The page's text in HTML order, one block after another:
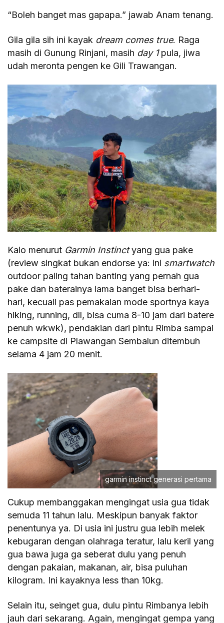
“Boleh banget mas gapapa.” jawab Anam tenang.
Gila gila sih ini kayak dream comes true. Raga
masih di Gunung Rinjani, masih day 1pula, jiwa
udah meronta pengen ke Gili Trawangan.
Kalo menurut Garmin Instinctyang gua pake
(review singkat bukan endorse ya: ini smartwatch
outdoor paling tahan banting yang pernah gua
pake dan baterainya lama banget bisa berhari-
hari, kecuali pas pemakaian mode sportnya kaya
hiking, running, dll, bisa cuma 8-10 jam dari batere
penuh wkwk), pendakian dari pintu Rimba sampai
ke campsite di Plawangan Sembalun ditembuh
selama 4 jam 20 menit.
garmin instinct generasi pertama
Cukup membanggakan mengingat usia gua tidak
semuda 11 tahun lalu. Meskipun banyak faktor
penentunya ya. Di usia ini justru gua lebih melek
kebugaran dengan olahraga teratur, lalu keril yang
gua bawa juga ga seberat dulu yang penuh
dengan pakaian, makanan, air, bisa puluhan
kilogram. Ini kayaknya less than 10kg.
Selain itu, seinget gua, dulu pintu Rimbanya lebih
jauh dari sekarang. Again, mengingat gempa yang